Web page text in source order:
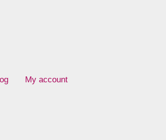
My account